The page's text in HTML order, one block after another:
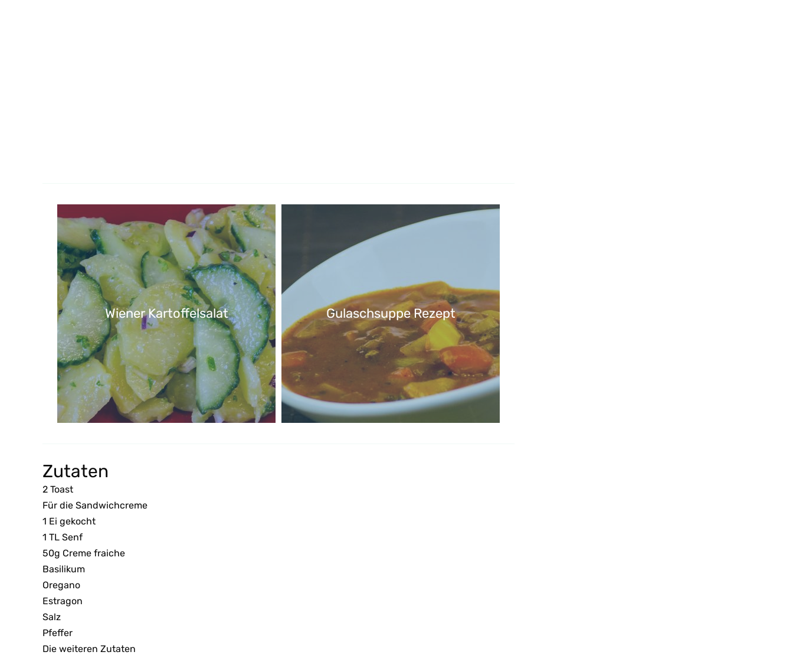
Wiener Kartoffelsalat Gulaschsuppe Rezept
Zutaten
2 Toast
Für die Sandwichcreme
1 Ei gekocht
1 TL Senf
50g Creme fraiche
Basilikum
Oregano
Estragon
Salz
Pfeffer
Die weiteren Zutaten